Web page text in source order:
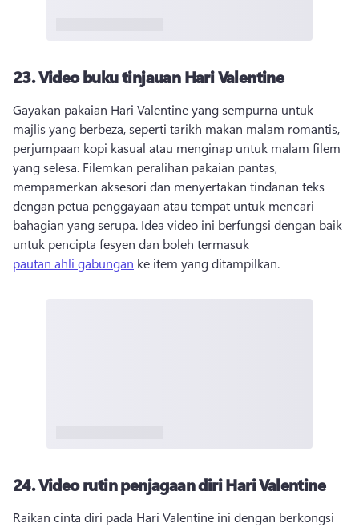
23.Video buku tinjauan Hari Valentine
Gayakan pakaian Hari Valentine yang sempurna untuk
majlis yang berbeza, seperti tarikh makan malam romantis,
perjumpaan kopi kasual atau menginap untuk malam filem
yang selesa. Filemkan peralihan pakaian pantas,
mempamerkan aksesori dan menyertakan tindanan teks
dengan petua penggayaan atau tempat untuk mencari
bahagian yang serupa. Idea video ini berfungsi dengan baik
untuk pencipta fesyen dan boleh termasuk
pautan ahli gabungan ke item yang ditampilkan.
24.Video rutin penjagaan diri Hari Valentine
Raikan cinta diri pada Hari Valentine ini dengan berkongsi